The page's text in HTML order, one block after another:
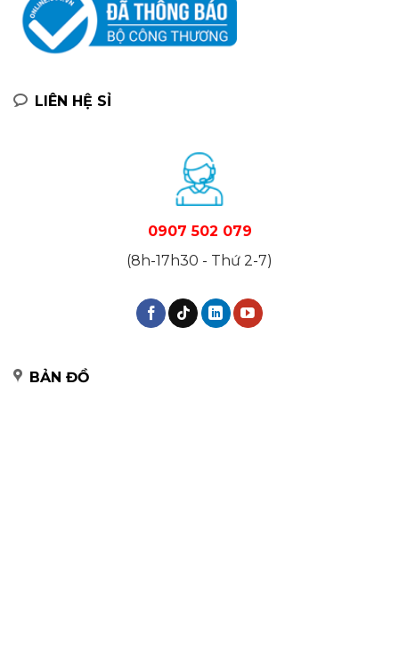
LIÊN HỆ SỈ
0907 502 079
(8h-17h30 - Thứ 2-7)
BẢN ĐỒ